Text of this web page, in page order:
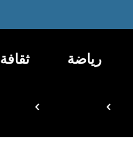
رياضة ثقافة